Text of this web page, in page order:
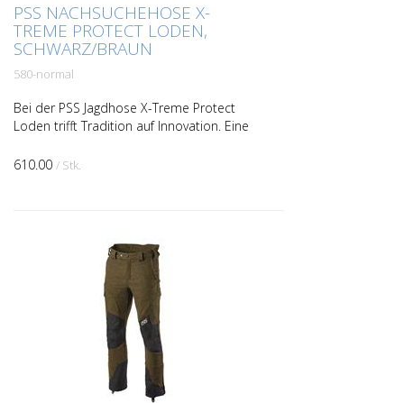
PSS NACHSUCHEHOSE X-
TREME PROTECT LODEN,
SCHWARZ/BRAUN
580-normal
Bei der PSS Jagdhose X-Treme Protect
Loden trifft Tradition auf Innovation. Eine
Obermaterial Die X-treme Protect aus
610.00 / Stk.